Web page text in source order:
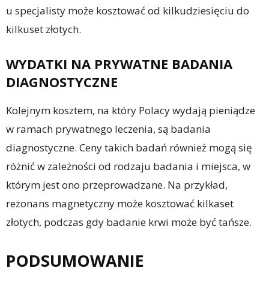
u specjalisty może kosztować od kilkudziesięciu do
kilkuset złotych.
WYDATKI NA PRYWATNE BADANIA
DIAGNOSTYCZNE
Kolejnym kosztem, na który Polacy wydają pieniądze
w ramach prywatnego leczenia, są badania
diagnostyczne. Ceny takich badań również mogą się
różnić w zależności od rodzaju badania i miejsca, w
którym jest ono przeprowadzane. Na przykład,
rezonans magnetyczny może kosztować kilkaset
złotych, podczas gdy badanie krwi może być tańsze.
PODSUMOWANIE